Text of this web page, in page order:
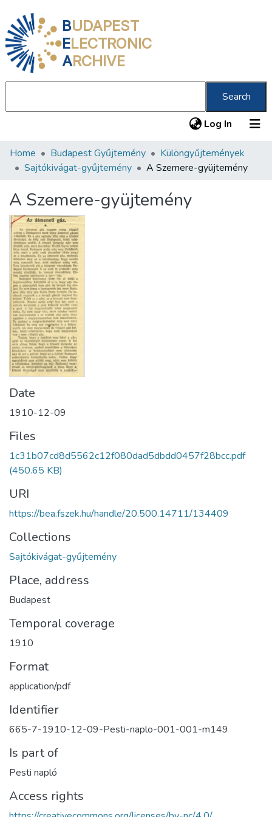
BUDAPEST
ELECTRONIC
ARCHIVE
Search
Log In (current)
Communities & Collections
Statistics
About us
Home Budapest Gyűjtemény
Különgyűjtemények
Sajtókivágat-gyűjtemény
A Szemere-gyüjtemény
A Szemere-gyüjtemény
Date
1910-12-09
Files
1c31b07cd8d5562c12f080dad5dbdd0457f28bcc.pdf
(450.65 KB)
URI
https://bea.fszek.hu/handle/20.500.14711/134409
Collections
Sajtókivágat-gyűjtemény
Place, address
Budapest
Temporal coverage
1910
Format
application/pdf
Identifier
665-7-1910-12-09-Pesti-naplo-001-001-m149
Is part of
Pesti napló
Access rights